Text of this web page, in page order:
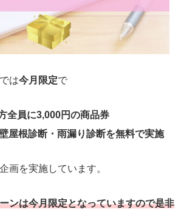
は今月限定で
全員に3,000円の商品券
屋根診断・雨漏り診断を無料で実施
画を実施しています。
ンは今月限定となっていますので是非